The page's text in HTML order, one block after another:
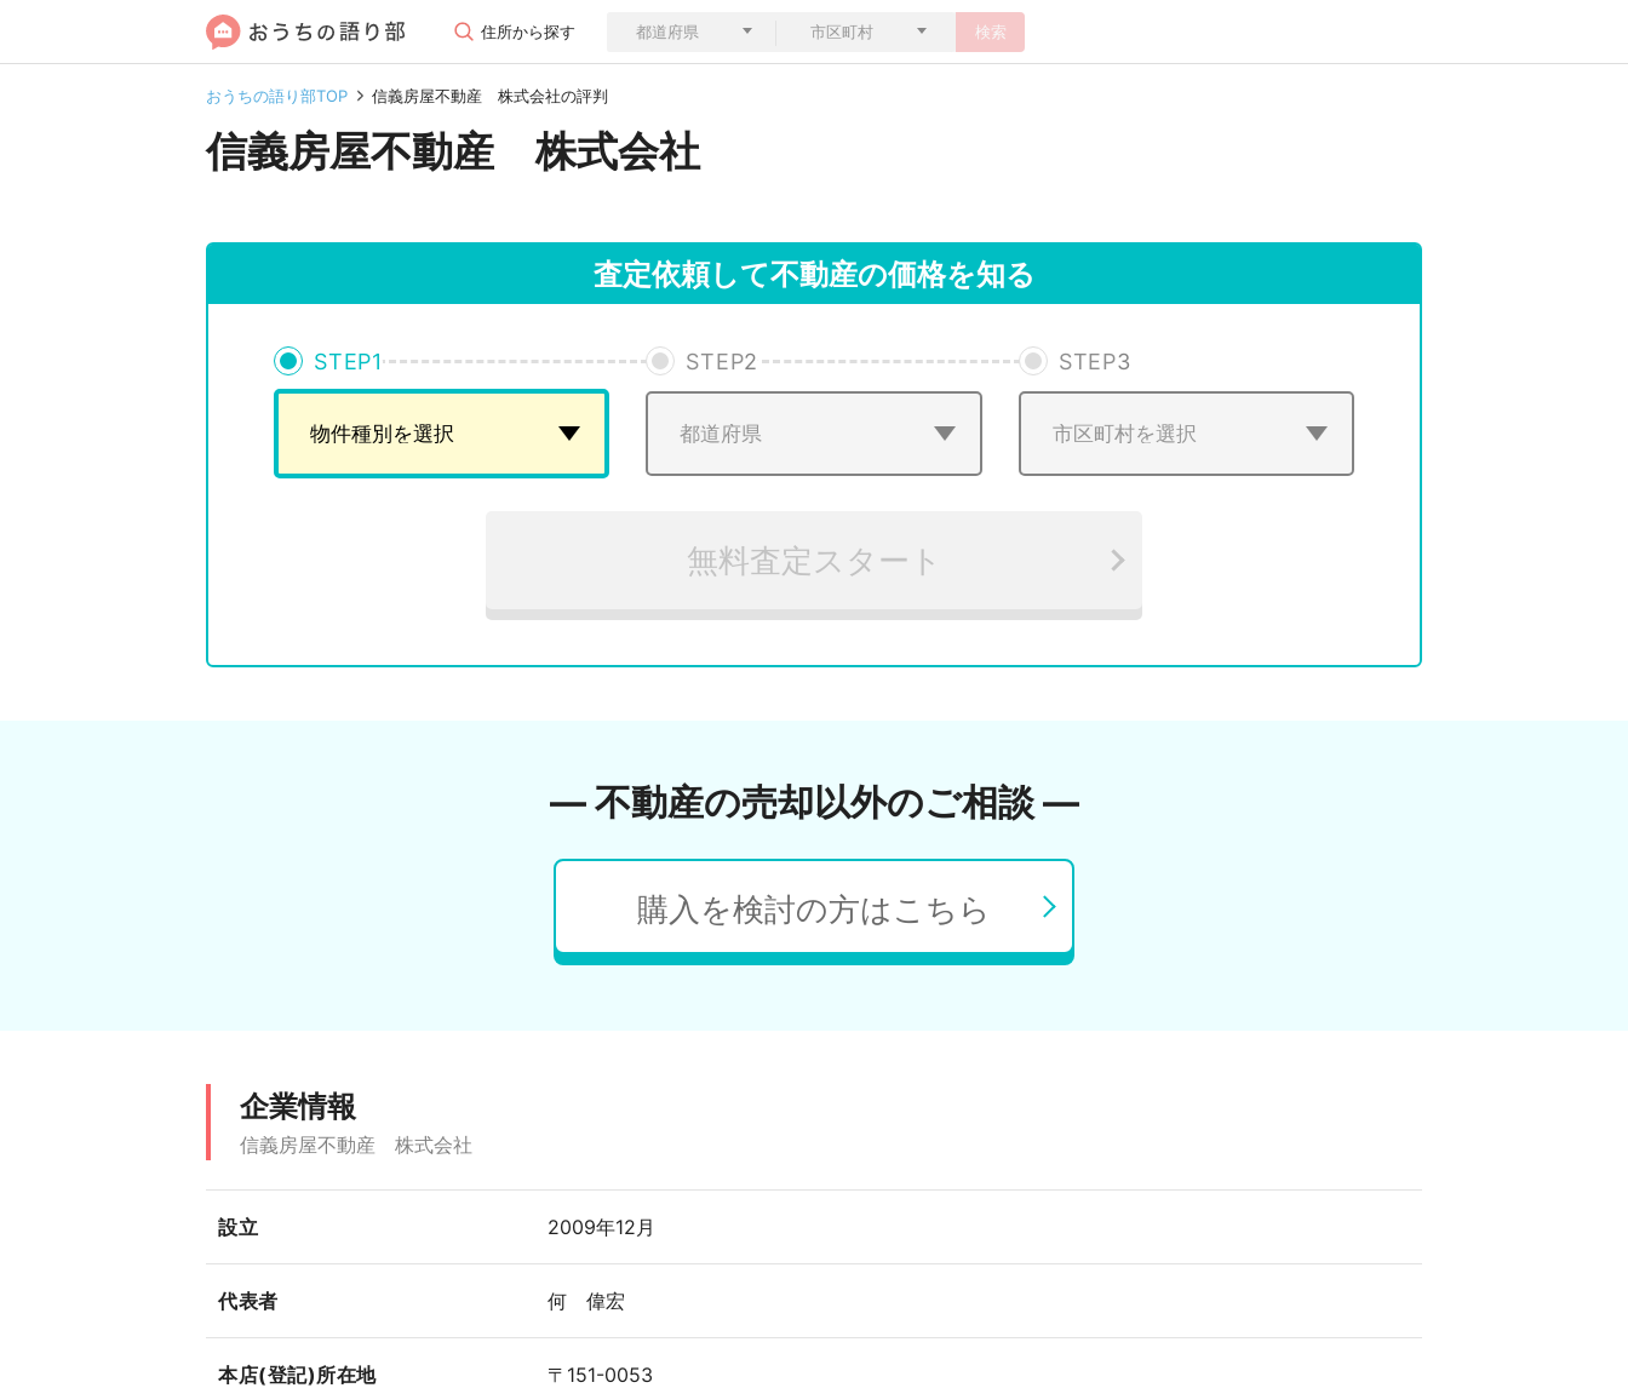
住所から探す 検索
おうちの語り部TOP 信義房屋不動産 株式会社の評判
信義房屋不動産 株式会社
査定依頼して不動産の価格を知る
STEP1 STEP2 STEP3
無料査定スタート
― 不動産の売却以外のご相談 ―
購入を検討の方はこちら
企業情報
信義房屋不動産 株式会社
設立 2009年12月
代表者 何 偉宏
本店(登記)所在地
〒151-0053